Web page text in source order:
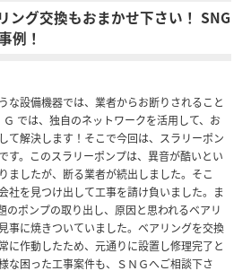
グ交換もおまかせ下さい！ SNG
例！
な設備機器では、業者からお断りされること
では、独自のネットワークを活用して、お
て解決します！そこで今回は、スラリーポン
す。このスラリーポンプは、異音が酷いとい
ましたが、断る業者が続出しました。そこ
社を見つけ出して工事を請け負いました。ま
のポンプの取り出し、原因と思われるベアリ
事に焼きついていました。ベアリングを交換
に作動したため、元通りに設置し修理完了と
な困った工事案件も、ＳＮＧへご相談下さ